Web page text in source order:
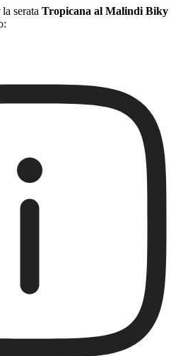
serata Tropicana al Malindi Biky